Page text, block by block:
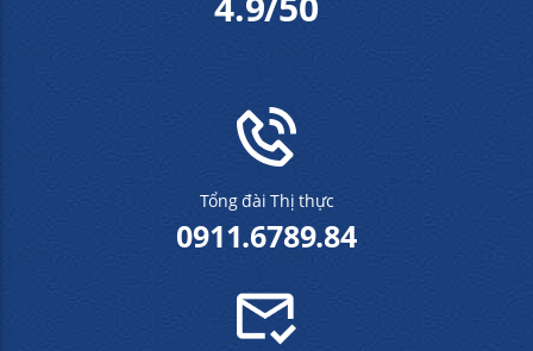
Tổng đài Thị thực
0911.6789.84